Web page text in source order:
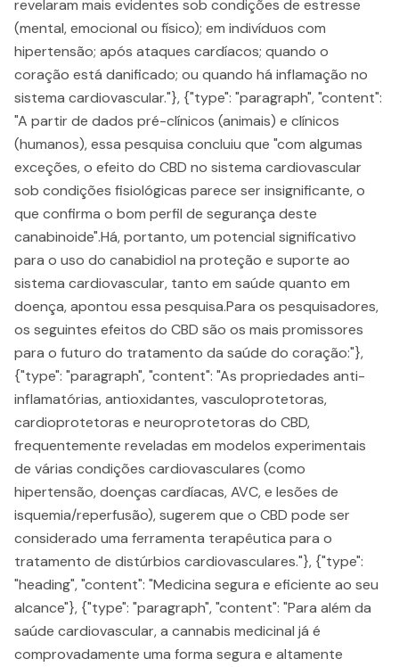
revelaram mais evidentes sob condições de estresse
(mental, emocional ou físico); em indivíduos com
hipertensão; após ataques cardíacos; quando o
coração está danificado; ou quando há inflamação no
sistema cardiovascular."}, {"type": "paragraph", "content":
"A partir de dados pré-clínicos (animais) e clínicos
(humanos), essa pesquisa concluiu que "com algumas
exceções, o efeito do CBD no sistema cardiovascular
sob condições fisiológicas parece ser insignificante, o
que confirma o bom perfil de segurança deste
canabinoide".Há, portanto, um potencial significativo
para o uso do canabidiol na proteção e suporte ao
sistema cardiovascular, tanto em saúde quanto em
doença, apontou essa pesquisa.Para os pesquisadores,
os seguintes efeitos do CBD são os mais promissores
para o futuro do tratamento da saúde do coração:"},
{"type": "paragraph", "content": "As propriedades anti-
inflamatórias, antioxidantes, vasculoprotetoras,
cardioprotetoras e neuroprotetoras do CBD,
frequentemente reveladas em modelos experimentais
de várias condições cardiovasculares (como
hipertensão, doenças cardíacas, AVC, e lesões de
isquemia/reperfusão), sugerem que o CBD pode ser
considerado uma ferramenta terapêutica para o
tratamento de distúrbios cardiovasculares."}, {"type":
"heading", "content": "Medicina segura e eficiente ao seu
alcance"}, {"type": "paragraph", "content": "Para além da
saúde cardiovascular, a cannabis medicinal já é
comprovadamente uma forma segura e altamente